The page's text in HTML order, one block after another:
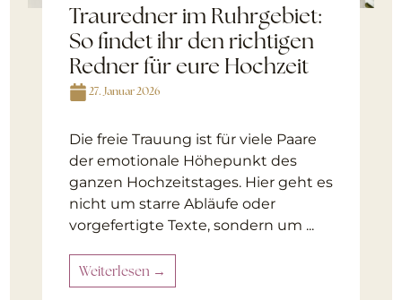
Trauredner im Ruhrgebiet:
So findet ihr den richtigen
Redner für eure Hochzeit
27. Januar 2026
Die freie Trauung ist für viele Paare
der emotionale Höhepunkt des
ganzen Hochzeitstages. Hier geht es
nicht um starre Abläufe oder
vorgefertigte Texte, sondern um ...
Weiterlesen →